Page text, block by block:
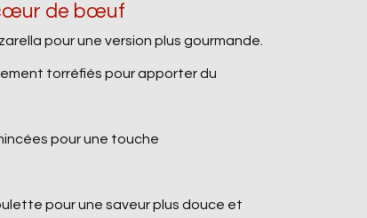
de bœuf
pour une version plus gourmande.
torréfiés pour apporter du
pour une touche
pour une saveur plus douce et